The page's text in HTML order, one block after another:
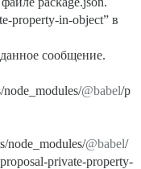
property-in-object” в
сообщение.
node_modules/@babel/p
node_modules/@babel/
private-property-